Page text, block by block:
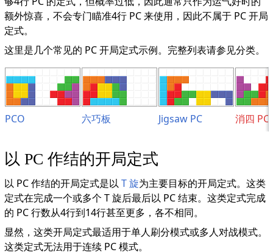
额外惊喜，不会专门瞄准4行 PC 来使用，因此不属于 PC 开局
定式。
这里是几个常见的 PC 开局定式示例。完整列表请参见分类。
PCO 六巧板 Jigsaw PC 消四 PC
以 PC 作结的开局定式
以 PC 作结的开局定式是以T 旋为主要目标的开局定式。这类
定式在完成一个或多个 T 旋后最后以 PC 结束。这类定式完成
的 PC 行数从4行到14行甚至更多，各不相同。
显然，这类开局定式最适用于单人刷分模式或多人对战模式。
这类定式无法用于连续 PC 模式。